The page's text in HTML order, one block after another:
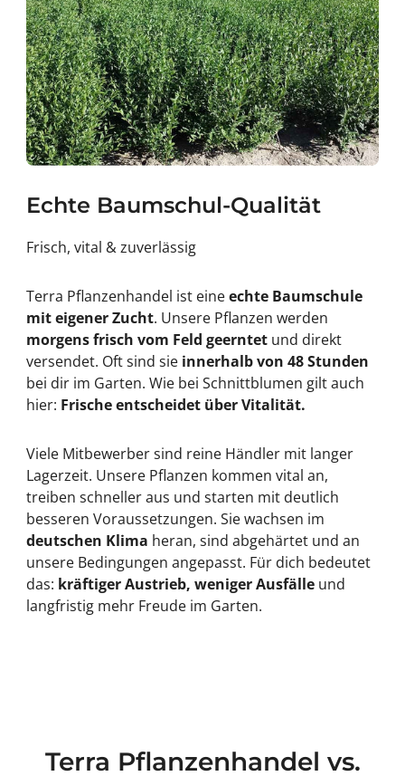
Echte Baumschul-Qualität
Frisch, vital & zuverlässig
Terra Pflanzenhandel ist eineechte Baumschule
mit eigener Zucht. Unsere Pflanzen werden
morgens frisch vom Feld geerntetund direkt
versendet. Oft sind sie innerhalb von 48 Stunden
bei dir im Garten. Wie bei Schnittblumen gilt auch
hier: Frische entscheidet über Vitalität.
Viele Mitbewerber sind reine Händler mit langer
Lagerzeit. Unsere Pflanzen kommen vital an,
treiben schneller aus und starten mit deutlich
besseren Voraussetzungen. Sie wachsen im
deutschen Klima heran, sind abgehärtet und an
unsere Bedingungen angepasst. Für dich bedeutet
das: kräftiger Austrieb, weniger Ausfälle und
langfristig mehr Freude im Garten.
Terra Pflanzenhandel vs.